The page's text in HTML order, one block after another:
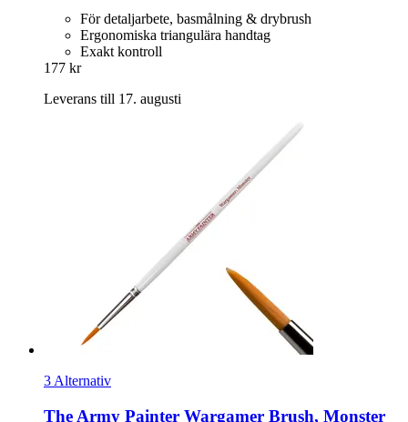
För detaljarbete, basmålning & drybrush
Ergonomiska triangulära handtag
Exakt kontroll
177 kr
Leverans till 17. augusti
3 Alternativ
The Army Painter Wargamer Brush, Monster